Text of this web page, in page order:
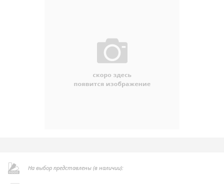
На выбор представлены (в наличии):